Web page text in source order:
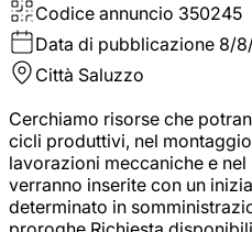
Codice annuncio 350245
Data di pubblicazione 8/
Città Saluzzo
Cerchiamo risorse che
cicli produttivi, nel
lavorazioni meccaniche e
verranno inserite con un
determinato in